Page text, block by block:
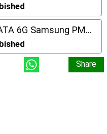
HPE 816876-005 1.92TB SATA 6G Samsung PM863
Share